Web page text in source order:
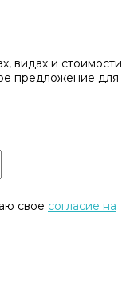
видах и стоимости
предложение для
свое согласие на